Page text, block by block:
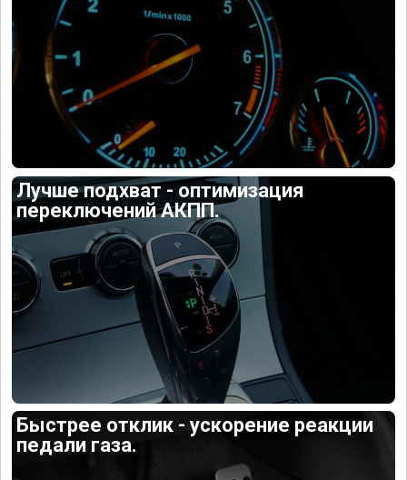
Лучше подхват - оптимизация
переключений АКПП.
Быстрее отклик - ускорение реакции
педали газа.